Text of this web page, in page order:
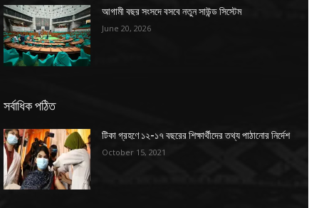
আগামী বছর সংসদে বসবে নতুন সাউন্ড সিস্টেম
June 20, 2026
সর্বাধিক পঠিত
টিকা গ্রহণে ১২-১৭ বছরের শিক্ষার্থীদের তথ্য পাঠানোর নির্দেশ
October 15, 2021